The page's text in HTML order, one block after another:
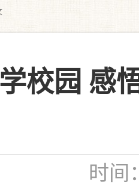
校园 感
时间